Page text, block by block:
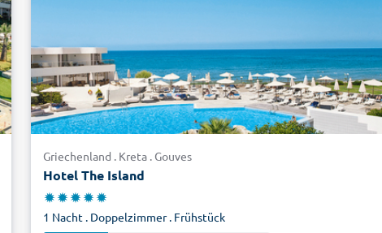
Griechenland . Kreta . Gouves
Hotel The Island
1 Nacht . Doppelzimmer . Frühstück